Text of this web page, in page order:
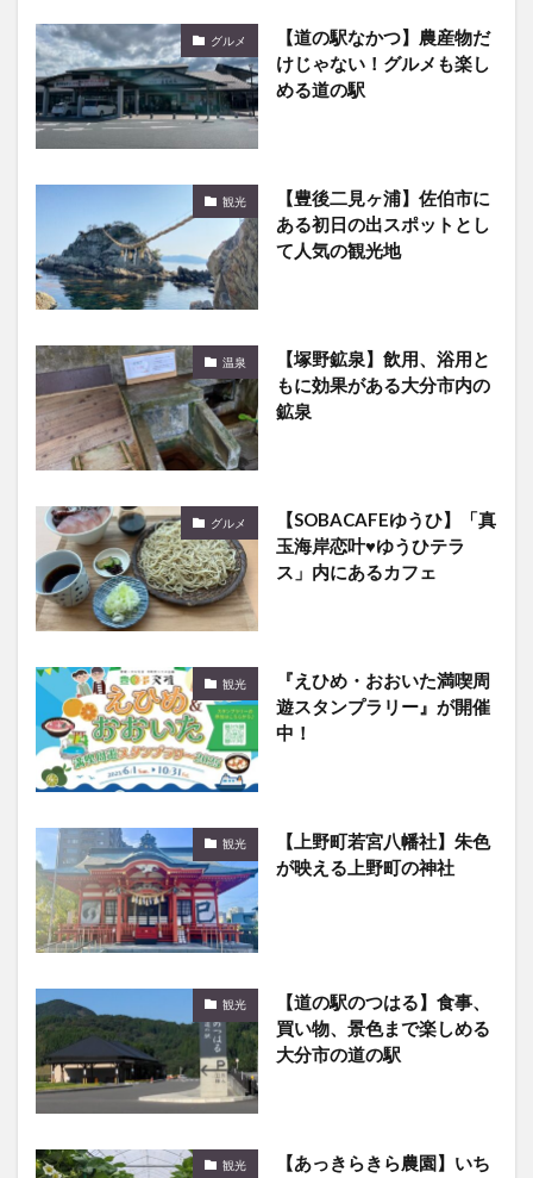
グルメ
【道の駅なかつ】農産物だ
けじゃない！グルメも楽し
める道の駅
観光
【豊後二見ヶ浦】佐伯市に
ある初日の出スポットとし
て人気の観光地
温泉
【塚野鉱泉】飲用、浴用と
もに効果がある大分市内の
鉱泉
グルメ
【SOBACAFEゆうひ】「真
玉海岸恋叶♥ゆうひテラ
ス」内にあるカフェ
観光
『えひめ・おおいた満喫周
遊スタンプラリー』が開催
中！
観光
【上野町若宮八幡社】朱色
が映える上野町の神社
観光
【道の駅のつはる】食事、
買い物、景色まで楽しめる
大分市の道の駅
観光
【あっきらきら農園】いち